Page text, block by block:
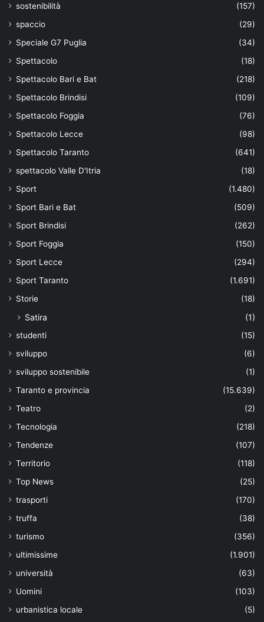
sostenibilità
(157)
spaccio
(29)
Speciale G7 Puglia
(34)
Spettacolo
(18)
Spettacolo Bari e Bat
(218)
Spettacolo Brindisi
(109)
Spettacolo Foggia
(76)
Spettacolo Lecce
(98)
Spettacolo Taranto
(641)
spettacolo Valle D'Itria
(18)
Sport
(1.480)
Sport Bari e Bat
(509)
Sport Brindisi
(262)
Sport Foggia
(150)
Sport Lecce
(294)
Sport Taranto
(1.691)
Storie
(18)
Satira (1)
studenti
(15)
sviluppo
(6)
sviluppo sostenibile
(1)
Taranto e provincia
(15.639)
Teatro
(2)
Tecnologia
(218)
Tendenze
(107)
Territorio
(118)
Top News
(25)
trasporti
(170)
truffa
(38)
turismo
(356)
ultimissime
(1.901)
università
(63)
Uomini
(103)
urbanistica locale
(5)